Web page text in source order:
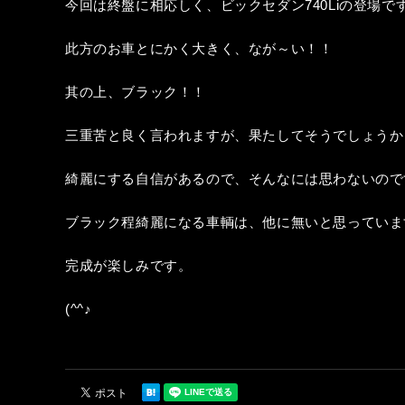
今回は終盤に相応しく、ビックセダン740Liの登場で
此方のお車とにかく大きく、なが～い！！
其の上、ブラック！！
三重苦と良く言われますが、果たしてそうでしょうか
綺麗にする自信があるので、そんなには思わないので
ブラック程綺麗になる車輌は、他に無いと思っていま
完成が楽しみです。
(^^♪